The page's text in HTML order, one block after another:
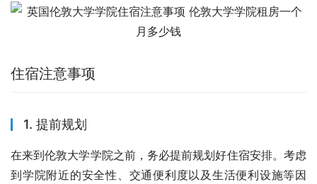
住宿注意事项
1. 提前规划
在来到伦敦大学学院之前，务必提前规划好住宿安排。考虑
到学院附近的安全性、交通便利度以及生活便利设施等因